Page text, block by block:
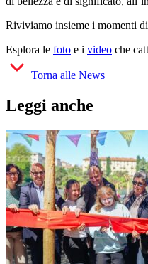
Riviviamo insieme i momenti
Esplora le foto e i video che
Torna alle News
Leggi anche